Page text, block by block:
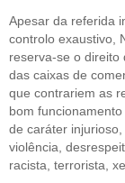
Apesar da referida
controlo exaustivo,
reserva-se o
das caixas de
que contrariem as
bom
de caráter
violência,
racista, terrorista,